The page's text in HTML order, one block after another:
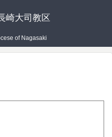
崎大司教区
of Nagasaki